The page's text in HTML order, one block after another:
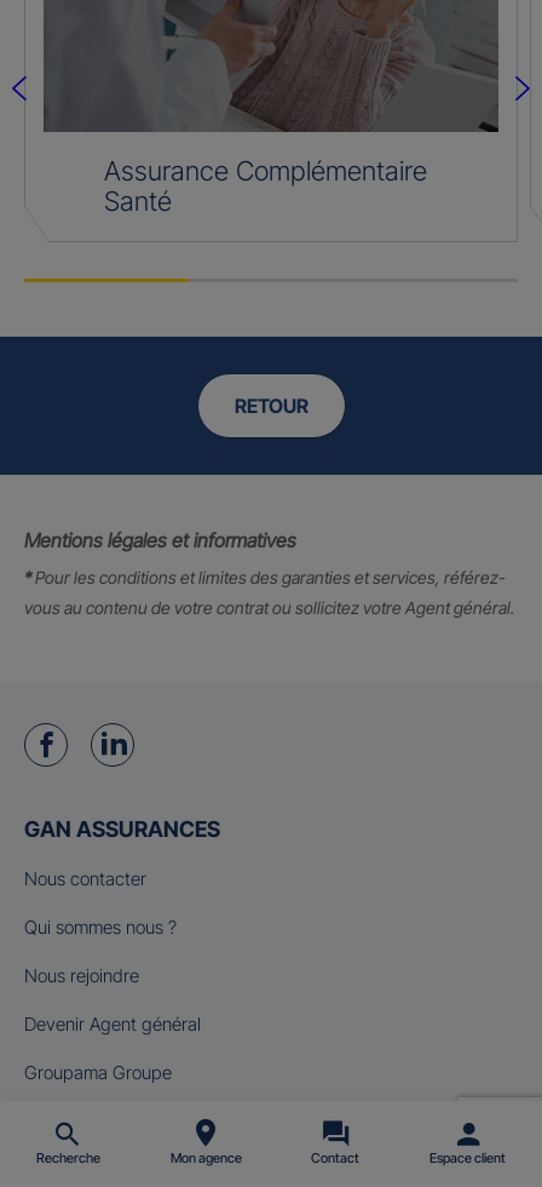
Assurance Complémentaire
Santé
RETOUR
Mentions légales et informatives
*Pour les conditions et limites des garanties et services, référez-
vous au contenu de votre contrat ou sollicitez votre Agent général.
Recherche Mon agence Contact Espace client
GAN ASSURANCES
Nous contacter
Qui sommes nous ?
Nous rejoindre
Devenir Agent général
Groupama Groupe
Fondation Gan pour le Cinéma
NOS OFFRES